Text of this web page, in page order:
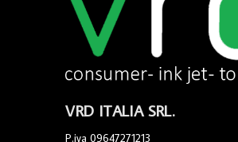
VRD ITALIA SRL.
P.iva 09647271213